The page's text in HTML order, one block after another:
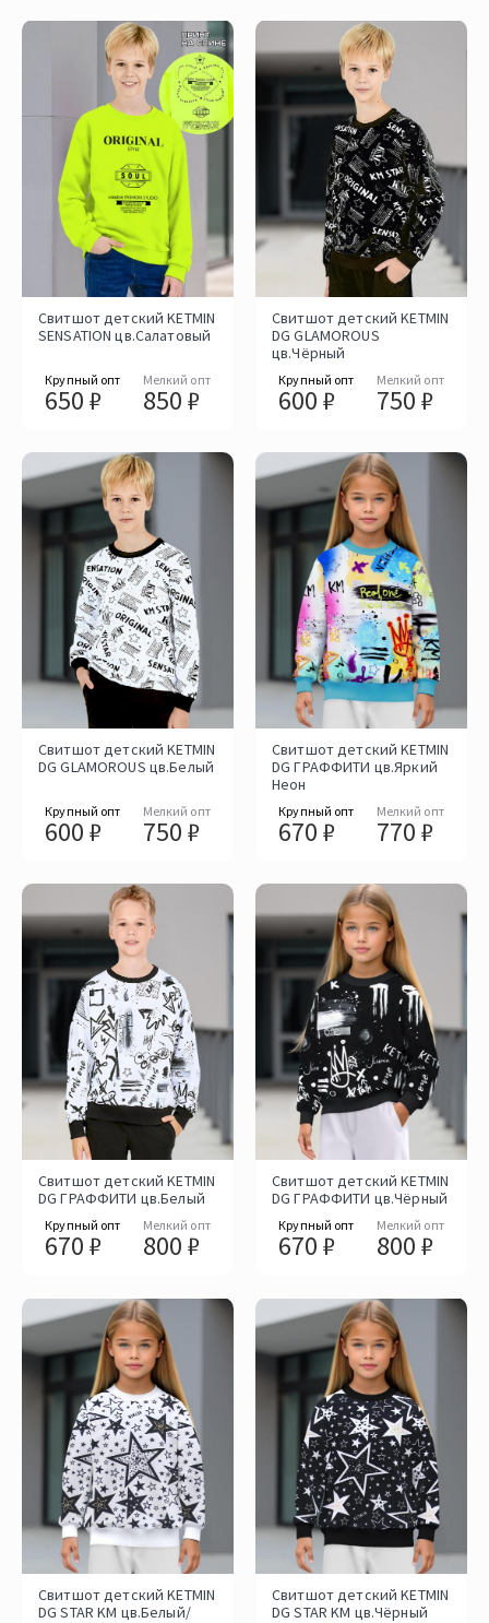
Свитшот детский KETMIN
SENSATION цв.Салатовый
Крупный опт
650 ₽
Мелкий опт
850 ₽
Свитшот детский KETMIN
DG GLAMOROUS
цв.Чёрный
Крупный опт
600 ₽
Мелкий опт
750 ₽
Свитшот детский KETMIN
DG GLAMOROUS цв.Белый
Крупный опт
600 ₽
Мелкий опт
750 ₽
Свитшот детский KETMIN
DG ГРАФФИТИ цв.Яркий
Неон
Крупный опт
670 ₽
Мелкий опт
770 ₽
Свитшот детский KETMIN
DG ГРАФФИТИ цв.Белый
Крупный опт
670 ₽
Мелкий опт
800 ₽
Свитшот детский KETMIN
DG ГРАФФИТИ цв.Чёрный
Крупный опт
670 ₽
Мелкий опт
800 ₽
Свитшот детский KETMIN
DG STAR KM цв.Белый/
Свитшот детский KETMIN
DG STAR KM цв.Чёрный